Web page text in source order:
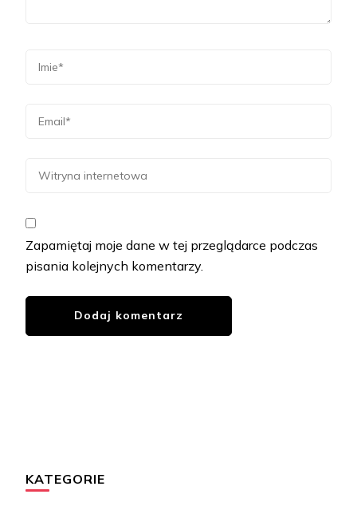
Zapamiętaj moje dane w tej przeglądarce podczas
pisania kolejnych komentarzy.
KATEGORIE